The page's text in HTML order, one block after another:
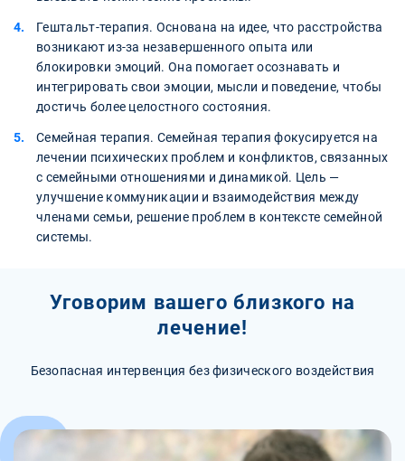
Гештальт-терапия. Основана на идее, что расстройства
возникают из-за незавершенного опыта или
блокировки эмоций. Она помогает осознавать и
интегрировать свои эмоции, мысли и поведение, чтобы
достичь более целостного состояния.
Семейная терапия. Семейная терапия фокусируется на
лечении психических проблем и конфликтов, связанных
с семейными отношениями и динамикой. Цель —
улучшение коммуникации и взаимодействия между
членами семьи, решение проблем в контексте семейной
системы.
Уговорим вашего близкого на
лечение!
Безопасная интервенция без физического воздействия